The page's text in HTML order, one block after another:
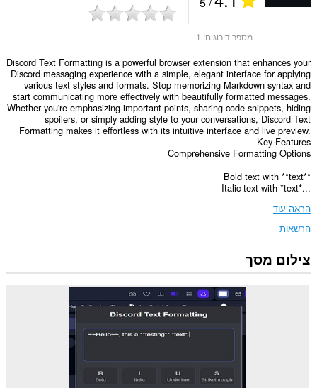
מספר דירוגים: 1
Discord Text Formatting is a powerful browser extension that enhances your
Discord messaging experience with a simple, elegant interface for applying
various text styles and formats. Stop memorizing Markdown syntax and
start communicating more effectively with beautifully formatted messages.
Whether you're emphasizing important points, sharing code snippets, hiding
spoilers, or simply adding style to your conversations, Discord Text
Formatting makes it effortless with its intuitive interface and live preview.
Key Features
Comprehensive Formatting Options
Bold text with **text**
Italic text with *text*...
הראה עוד
הרשאות
הרחבה
זו
צילום מסך